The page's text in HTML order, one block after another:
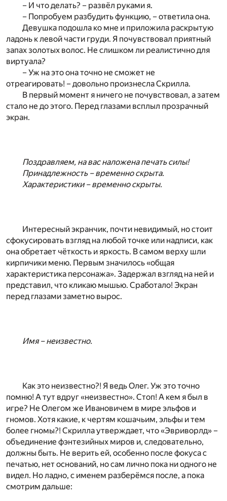
– И что делать? – развёл руками я.
– Попробуем разбудить функцию, – ответила она.
Девушка подошла ко мне и приложила раскрытую
ладонь к левой части груди. Я почувствовал приятный
запах золотых волос. Не слишком ли реалистично для
виртуала?
– Уж на это она точно не сможет не
отреагировать! – довольно произнесла Скрилла.
В первый момент я ничего не почувствовал, а затем
стало не до этого. Перед глазами всплыл прозрачный
экран.
Поздравляем, на вас наложена печать силы!
Принадлежность – временно скрыта.
Характеристики – временно скрыты.
Интересный экранчик, почти невидимый, но стоит
сфокусировать взгляд на любой точке или надписи, как
она обретает чёткость и яркость. В самом верху шли
кирпичики меню. Первым значилось «общая
характеристика персонажа». Задержал взгляд на ней и
представил, что кликаю мышью. Сработало! Экран
перед глазами заметно вырос.
Имя – неизвестно.
Как это неизвестно?! Я ведь Олег. Уж это точно
помню! А тут вдруг «неизвестно». Стоп! А кем я был в
игре? Не Олегом же Ивановичем в мире эльфов и
гномов. Хотя какие, к чертям кошачьим, эльфы и тем
более гномы?! Скрилла утверждает, что «Эвриворлд» –
объединение фэнтезийных миров и, следовательно,
должны быть. Не верить ей, особенно после фокуса с
печатью, нет оснований, но сам лично пока ни одного не
видел. Но ладно, с именем разберёмся после, а пока
смотрим дальше: